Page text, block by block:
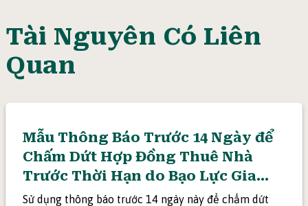
Tài Nguyên Có Liên
Quan
Mẫu Thông Báo Trước 14 Ngày để
Chấm Dứt Hợp Đồng Thuê Nhà
Trước Thời Hạn do Bạo Lực Gia
Đình
Sử dụng thông báo trước 14 ngày này để chấm dứt